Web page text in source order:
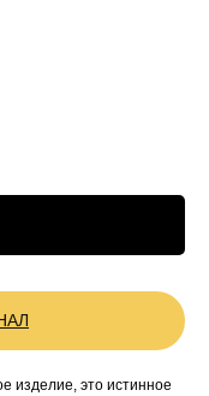
изделие, это истинное